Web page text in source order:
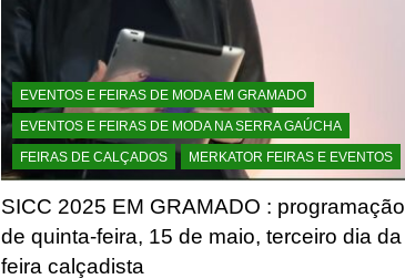
EVENTOS E FEIRAS DE MODA EM GRAMADO
EVENTOS E FEIRAS DE MODA NA SERRA GAÚCHA
FEIRAS DE CALÇADOS
MERKATOR FEIRAS E EVENTOS
SICC 2025 EM GRAMADO : programação
de quinta-feira, 15 de maio, terceiro dia da
feira calçadista